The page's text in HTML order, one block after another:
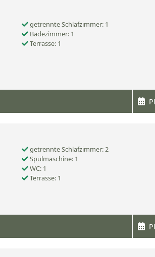
getrennte Schlafzimmer: 1
Badezimmer: 1
Terrasse: 1
getrennte Schlafzimmer: 2
Spülmaschine: 1
WC: 1
Terrasse: 1